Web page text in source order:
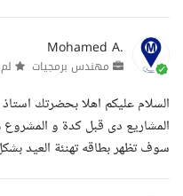
Mohamed A.
مهندس برمجيات
السلام عليكم اهلا بحضرتك
المشاريع دى قبل كدة و
سوف تظهر بطاقه تهنئة العيد